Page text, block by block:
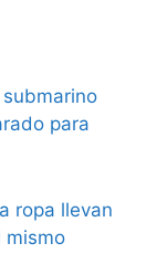
para
ropa llevan
mismo